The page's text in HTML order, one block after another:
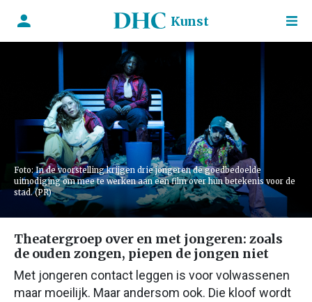
Kunst
Foto: In de voorstelling krijgen drie jongeren de goedbedoelde
uitnodiging om mee te werken aan een film over hun betekenis voor de
stad. (PR)
Theatergroep over en met jongeren: zoals
de ouden zongen, piepen de jongen niet
Met jongeren contact leggen is voor volwassenen
maar moeilijk. Maar andersom ook. Die kloof wordt